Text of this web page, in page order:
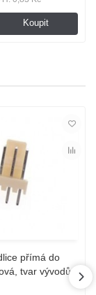
Koupit
přímá do
tvar vývodů